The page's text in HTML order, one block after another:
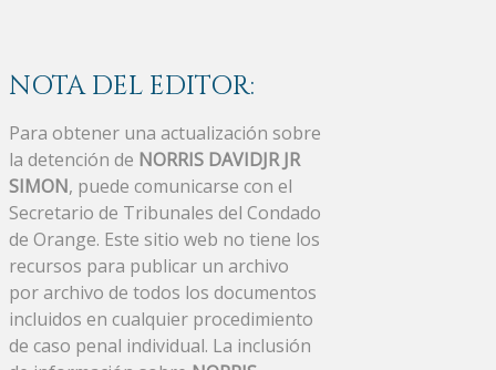
NOTA DEL EDITOR:
Para obtener una actualización sobre
la detención de NORRIS DAVIDJR JR
SIMON, puede comunicarse con el
Secretario de Tribunales del Condado
de Orange. Este sitio web no tiene los
recursos para publicar un archivo
por archivo de todos los documentos
incluidos en cualquier procedimiento
de caso penal individual. La inclusión